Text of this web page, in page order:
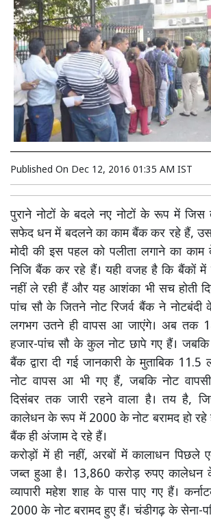
Published On Dec 12, 2016 01:35 AM IST
पुराने नोटों के बदले नए नोटों के रूप में
सफेद धन में बदलने का काम बैंक कर रहे हैं,
मोदी की इस पहल को पलीता लगाने का
निजि बैंक कर रहे हैं। यही वजह है कि बैंकों में
नहीं ले रही हैं और यह आशंका भी सच होती
पांच सौ के जितने नोट रिजर्व बैंक ने
लगभग उतने ही वापस आ जाएंगे। अब तक
हजार-पांच सौ के कुल नोट छापे गए हैं। जबकि
बैंक द्वारा दी गई जानकारी के मुताबिक
नोट वापस आ भी गए हैं, जबकि नोट
दिसंबर तक जारी रहने वाला है। तय है,
कालेधन के रूप में 2000 के नोट बरामद हो
बैंक ही अंजाम दे रहे हैं।
करोड़ों में ही नहीं, अरबों में कालाधन पिछले
जब्त हुआ है। 13,860 करोड़ रुपए
व्यापारी महेश शाह के पास पाए गए हैं।
2000 के नोट बरामद हुए हैं। चंडीगढ़ के सेना-